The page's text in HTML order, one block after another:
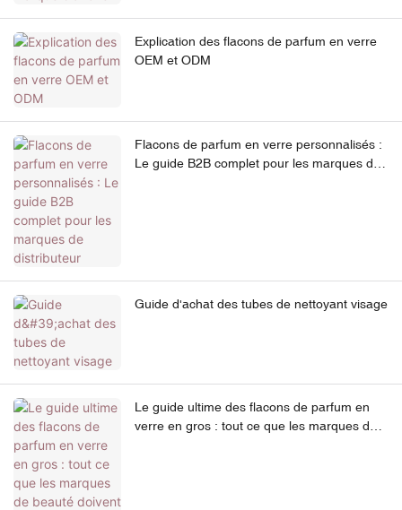
Explication des flacons de parfum en verre
OEM et ODM
Flacons de parfum en verre personnalisés :
Le guide B2B complet pour les marques de
Guide d'achat des tubes de nettoyant visage
Le guide ultime des flacons de parfum en
verre en gros : tout ce que les marques de